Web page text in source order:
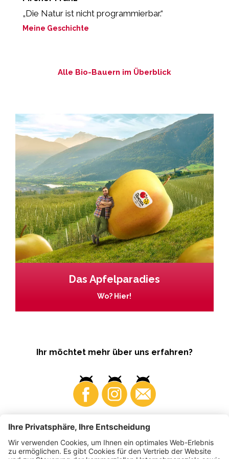
„Die Natur ist nicht programmierbar.“
Meine Geschichte
Alle Bio-Bauern im Überblick
Das Apfelparadies
Wo? Hier!
Ihr möchtet mehr über uns erfahren?
Business Produzenten